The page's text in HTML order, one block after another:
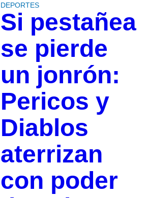
DEPORTES
Si pestañea
se pierde
un jonrón:
Pericos y
Diablos
aterrizan
con poder